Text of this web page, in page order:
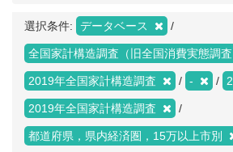
選択条件: データベース
全国家計構造調査（旧全国消費実態調査
2019年全国家計構造調査 -
2019年全国家計構造調査
都道府県，県内経済圏，15万以上市別